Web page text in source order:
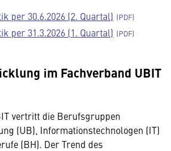
per 30.6.2026 (2. Quartal)
per 31.3.2026 (1. Quartal)
im Fachverband UBIT
vertritt die Berufsgruppen
(UB), Informationstechnologen (IT)
(BH). Der Trend des